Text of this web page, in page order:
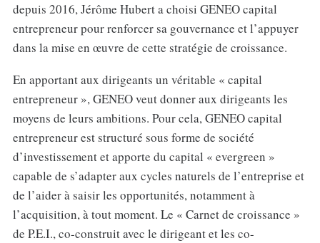
depuis 2016, Jérôme Hubert a choisi GENEO capital
entrepreneur pour renforcer sa gouvernance et l’appuyer
dans la mise en œuvre de cette stratégie de croissance.
En apportant aux dirigeants un véritable « capital
entrepreneur », GENEO veut donner aux dirigeants les
moyens de leurs ambitions. Pour cela, GENEO capital
entrepreneur est structuré sous forme de société
d’investissement et apporte du capital « evergreen »
capable de s’adapter aux cycles naturels de l’entreprise et
de l’aider à saisir les opportunités, notamment à
l’acquisition, à tout moment. Le « Carnet de croissance »
de P.E.I., co-construit avec le dirigeant et les co-